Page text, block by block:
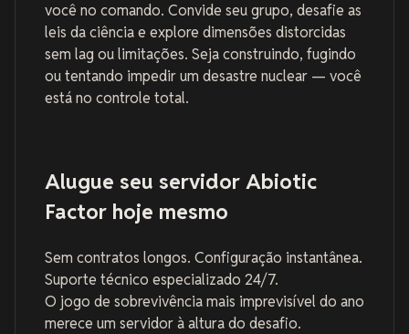
você no comando. Convide seu grupo, desafie as
leis da ciência e explore dimensões distorcidas
sem lag ou limitações. Seja construindo, fugindo
ou tentando impedir um desastre nuclear — você
está no controle total.
Alugue seu servidor Abiotic
Factor hoje mesmo
Sem contratos longos. Configuração instantânea.
Suporte técnico especializado 24/7.
O jogo de sobrevivência mais imprevisível do ano
merece um servidor à altura do desafio.